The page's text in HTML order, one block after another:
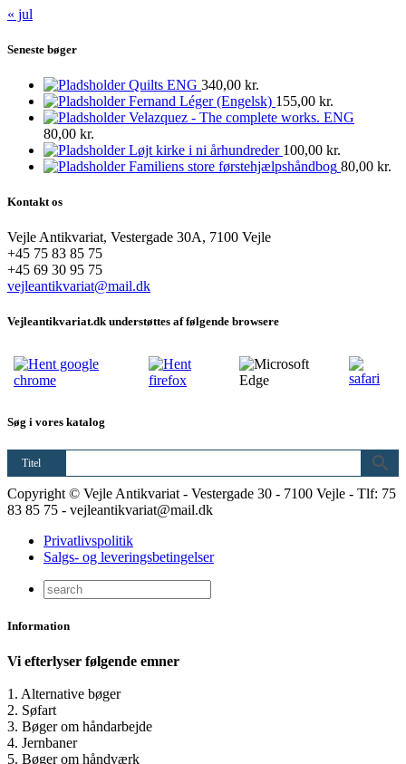
« jul
Seneste bøger
Quilts ENG 340,00 kr.
Fernand Léger (Engelsk) 155,00 kr.
Velazquez - The complete works. ENG
80,00 kr.
Løjt kirke i ni århundreder 100,00 kr.
Familiens store førstehjælpshåndbog 80,00 kr.
Kontakt os
Vejle Antikvariat, Vestergade 30A, 7100 Vejle
+45 75 83 85 75
+45 69 30 95 75
vejleantikvariat@mail.dk
Vejleantikvariat.dk understøttes af følgende browsere
Søg i vores katalog
Titel
Copyright © Vejle Antikvariat - Vestergade 30 - 7100 Vejle - Tlf: 75
83 85 75 - vejleantikvariat@mail.dk
Privatlivspolitik
Salgs- og leveringsbetingelser
Information
Vi efterlyser følgende emner
1. Alternative bøger
2. Søfart
3. Bøger om håndarbejde
4. Jernbaner
5. Bøger om håndværk